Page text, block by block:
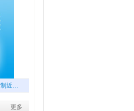
制近…
更多